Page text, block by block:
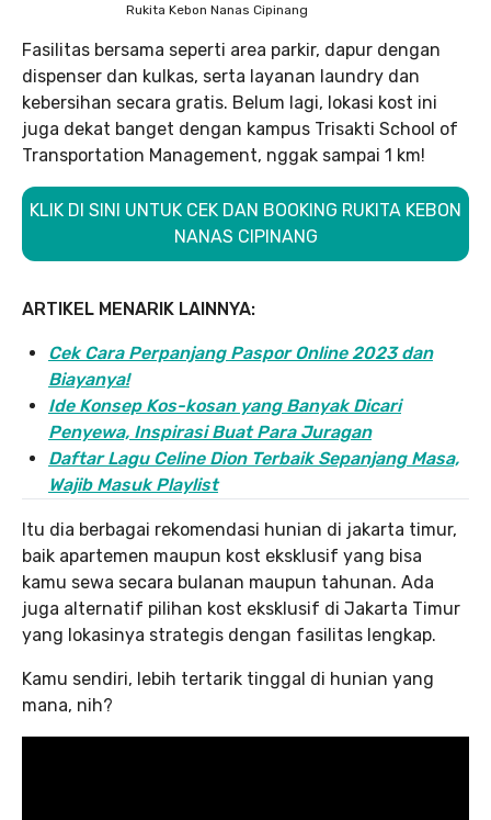
Rukita Kebon Nanas Cipinang
Fasilitas bersama seperti area parkir, dapur dengan
dispenser dan kulkas, serta layanan laundry dan
kebersihan secara gratis. Belum lagi, lokasi kost ini
juga dekat banget dengan kampus Trisakti School of
Transportation Management, nggak sampai 1 km!
KLIK DI SINI UNTUK CEK DAN BOOKING RUKITA KEBON
NANAS CIPINANG
ARTIKEL MENARIK LAINNYA:
Cek Cara Perpanjang Paspor Online 2023 dan
Biayanya!
Ide Konsep Kos-kosan yang Banyak Dicari
Penyewa, Inspirasi Buat Para Juragan
Daftar Lagu Celine Dion Terbaik Sepanjang Masa,
Wajib Masuk Playlist
Itu dia berbagai rekomendasi hunian di jakarta timur,
baik apartemen maupun kost eksklusif yang bisa
kamu sewa secara bulanan maupun tahunan. Ada
juga alternatif pilihan kost eksklusif di Jakarta Timur
yang lokasinya strategis dengan fasilitas lengkap.
Kamu sendiri, lebih tertarik tinggal di hunian yang
mana, nih?